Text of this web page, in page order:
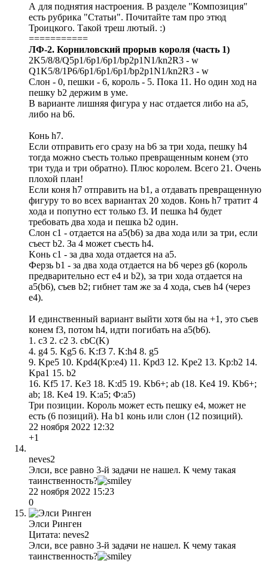
А для поднятия настроения. В разделе "Композиция"
есть рубрика "Статьи". Почитайте там про этюд
Троицкого. Такой треш лютый. :)
===========
ЛФ-2. Корниловский прорыв короля (часть 1)
2K5/8/8/Q5p1/6p1/6p1/bp2p1N1/kn2R3 - w
Q1K5/8/1P6/6p1/6p1/6p1/bp2p1N1/kn2R3 - w
Слон - 0, пешки - 6, король - 5. Пока 11. Но один ход на
пешку b2 держим в уме.
В варианте лишняя фигура у нас отдается либо на а5,
либо на b6.
Конь h7.
Если отправить его сразу на b6 за три хода, пешку h4
тогда можно съесть только превращенным конем (это
три туда и три обратно). Плюс королем. Всего 21. Очень
плохой план!
Если коня h7 отправить на b1, а отдавать превращенную
фигуру то во всех вариантах 20 ходов. Конь h7 тратит 4
хода и попутно ест только f3. И пешка h4 будет
требовать два хода и пешка b2 один.
Слон с1 - отдается на а5(b6) за два хода или за три, если
съест b2. За 4 может съесть h4.
Kонь с1 - за два хода отдается на а5.
Ферзь b1 - за два хода отдается на b6 через g6 (король
предварительно ест е4 и b2), за три хода отдается на
а5(b6), съев b2; гибнет там же за 4 хода, съев h4 (через
е4).
И единственный вариант выйти хотя бы на +1, это съев
конем f3, потом h4, идти погибать на а5(b6).
1. c3 2. c2 3. cbC(K)
4. g4 5. Kg5 6. K:f3 7. K:h4 8. g5
9. Kpe5 10. Kpd4(Kp:e4) 11. Kpd3 12. Kpe2 13. Kp:b2 14.
Kpa1 15. b2
16. Kf5 17. Ke3 18. K:d5 19. Kb6+; ab (18. Ke4 19. Kb6+;
ab; 18. Ke4 19. K:a5; Ф:а5)
Три позиции. Король может есть пешку е4, может не
есть (6 позиций). На b1 конь или слон (12 позиций).
22 ноября 2022 12:32
+1
neves2
Элси, все равно 3-й задачи не нашел. К чему такая
таинственность?
22 ноября 2022 15:23
0
Элси Ринген
Цитата: neves2
Элси, все равно 3-й задачи не нашел. К чему такая
таинственность?